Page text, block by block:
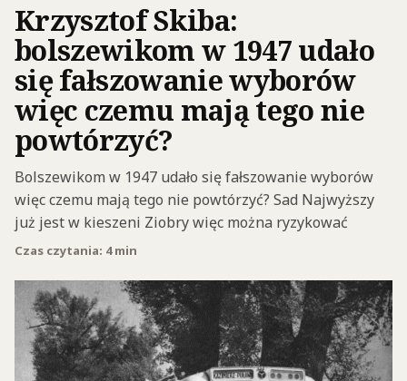
Krzysztof Skiba:
bolszewikom w 1947 udało
się fałszowanie wyborów
więc czemu mają tego nie
powtórzyć?
Bolszewikom w 1947 udało się fałszowanie wyborów
więc czemu mają tego nie powtórzyć? Sad Najwyższy
już jest w kieszeni Ziobry więc można ryzykować
Czas czytania: 4 min